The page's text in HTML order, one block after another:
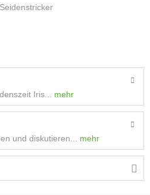
Iris...
mehr
und diskutieren...
mehr